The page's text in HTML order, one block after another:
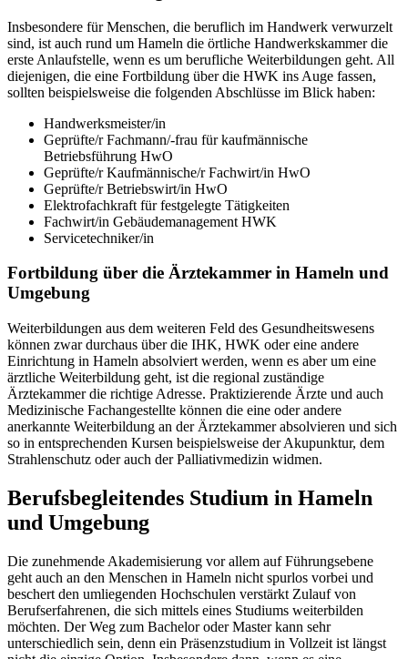
Insbesondere für Menschen, die beruflich im Handwerk verwurzelt
sind, ist auch rund um Hameln die örtliche Handwerkskammer die
erste Anlaufstelle, wenn es um berufliche Weiterbildungen geht. All
diejenigen, die eine Fortbildung über die HWK ins Auge fassen,
sollten beispielsweise die folgenden Abschlüsse im Blick haben:
Handwerksmeister/in
Geprüfte/r Fachmann/-frau für kaufmännische
Betriebsführung HwO
Geprüfte/r Kaufmännische/r Fachwirt/in HwO
Geprüfte/r Betriebswirt/in HwO
Elektrofachkraft für festgelegte Tätigkeiten
Fachwirt/in Gebäudemanagement HWK
Servicetechniker/in
Fortbildung über die Ärztekammer in Hameln und
Umgebung
Weiterbildungen aus dem weiteren Feld des Gesundheitswesens
können zwar durchaus über die IHK, HWK oder eine andere
Einrichtung in Hameln absolviert werden, wenn es aber um eine
ärztliche Weiterbildung geht, ist die regional zuständige
Ärztekammer die richtige Adresse. Praktizierende Ärzte und auch
Medizinische Fachangestellte können die eine oder andere
anerkannte Weiterbildung an der Ärztekammer absolvieren und sich
so in entsprechenden Kursen beispielsweise der Akupunktur, dem
Strahlenschutz oder auch der Palliativmedizin widmen.
Berufsbegleitendes Studium in Hameln
und Umgebung
Die zunehmende Akademisierung vor allem auf Führungsebene
geht auch an den Menschen in Hameln nicht spurlos vorbei und
beschert den umliegenden Hochschulen verstärkt Zulauf von
Berufserfahrenen, die sich mittels eines Studiums weiterbilden
möchten. Der Weg zum Bachelor oder Master kann sehr
unterschiedlich sein, denn ein Präsenzstudium in Vollzeit ist längst